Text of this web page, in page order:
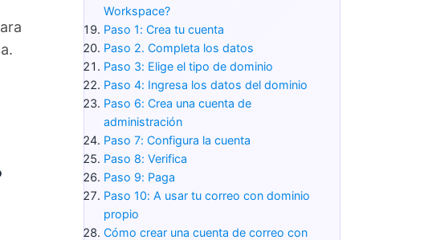
Workspace?
Paso 1: Crea tu cuenta
Paso 2. Completa los datos
Paso 3: Elige el tipo de dominio
Paso 4: Ingresa los datos del dominio
Paso 6: Crea una cuenta de
administración
Paso 7: Configura la cuenta
Paso 8: Verifica
Paso 9: Paga
Paso 10: A usar tu correo con dominio
propio
Cómo crear una cuenta de correo con